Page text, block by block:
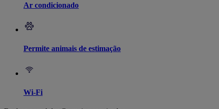
Ar condicionado
Permite animais de estimação
Wi-Fi